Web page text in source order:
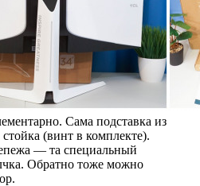
Сама подставка из
(винт в комплекте).
— та специальный
Обратно тоже можно